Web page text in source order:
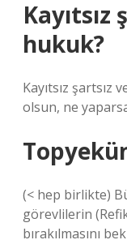
hukuk?
Kayıtsız şartsız
olsun, ne
(< hep birlikte)
görevlilerin
bırakılmasını